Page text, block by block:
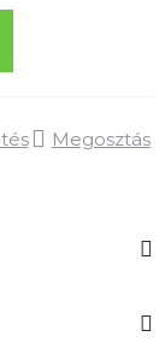
Megosztás